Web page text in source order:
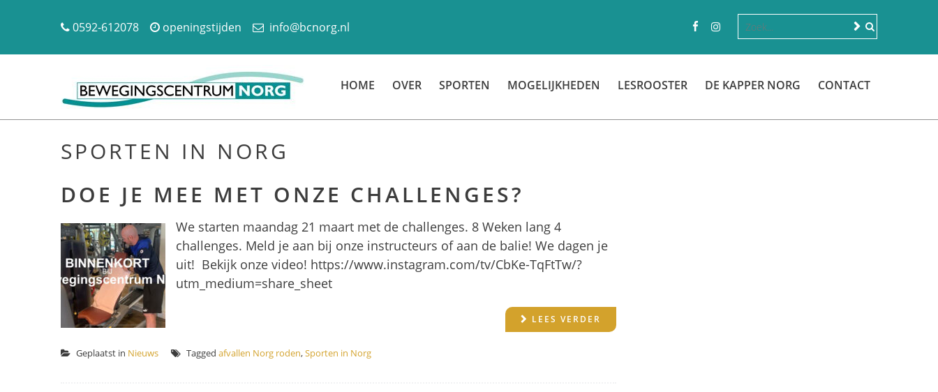
0592-612078 openingstijden info@bcnorg.nl
HOME OVER SPORTEN MOGELIJKHEDEN LESROOSTER DE KAPPER NORG CONTACT
SPORTEN IN NORG
DOE JE MEE MET ONZE CHALLENGES?
We starten maandag 21 maart met de challenges. 8 Weken lang 4
challenges. Meld je aan bij onze instructeurs of aan de balie! We dagen je
uit! Bekijk onze video! https://www.instagram.com/tv/CbKe-TqFtTw/?
utm_medium=share_sheet
LEES VERDER
Geplaatst in Nieuws Tagged afvallen Norg roden,Sporten in Norg